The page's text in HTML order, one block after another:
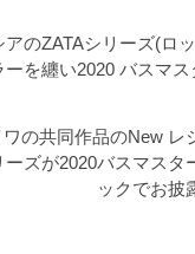
アのZATAシリーズ(ロ
ーを纏い2020 バスマ
の共同作品のNew レ
ズが2020バスマスタ
ックでお披